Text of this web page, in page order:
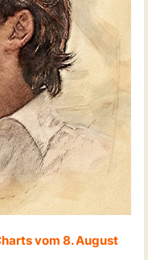
vom 8. August